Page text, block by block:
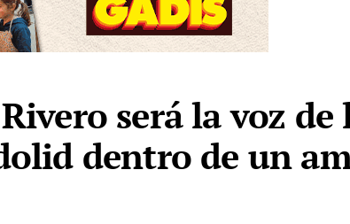
será la voz de
dentro de un